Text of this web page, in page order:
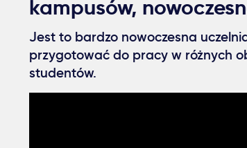
kampusów,
Jest to bardzo nowoczesna
przygotować do pracy w różnych
studentów.